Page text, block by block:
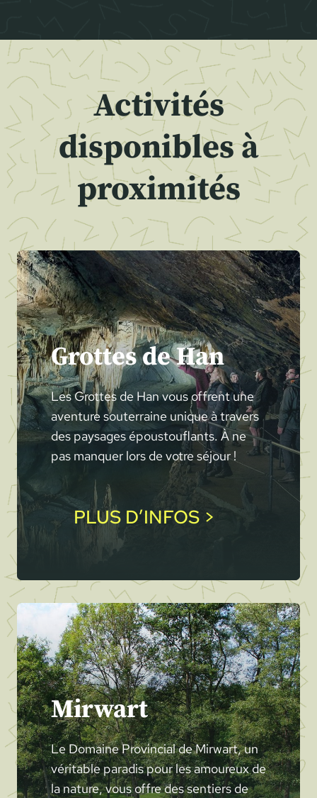
Activités
disponibles à
proximités
Grottes de Han
Les Grottes de Han vous offrent une
aventure souterraine unique à travers
des paysages époustouflants. À ne
pas manquer lors de votre séjour !
PLUS D’INFOS >
Mirwart
Le Domaine Provincial de Mirwart, un
véritable paradis pour les amoureux de
la nature, vous offre des sentiers de